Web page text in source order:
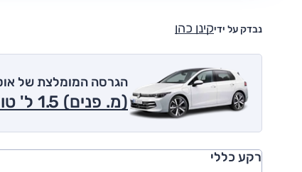
נבדק על ידיקינן כהן
הגרסה המומלצת של
(מ. פנים) 1.5 ל' טורבו היברידי מתון, אוט', Life 2026
רקע כללי